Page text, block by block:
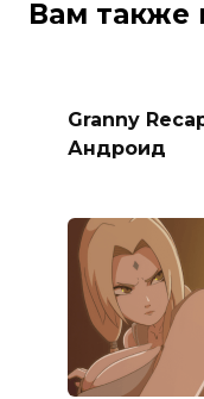
Вам также
Granny
Андроид